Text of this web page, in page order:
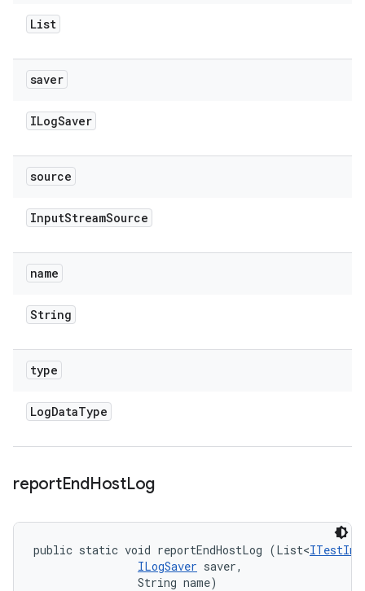
List
saver
ILogSaver
source
InputStreamSource
name
String
type
LogDataType
reportEndHostLog
public static void reportEndHostLog (List<
ILogSaver saver,
                String name)